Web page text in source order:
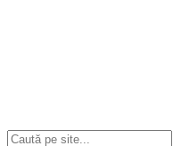
Cautare...